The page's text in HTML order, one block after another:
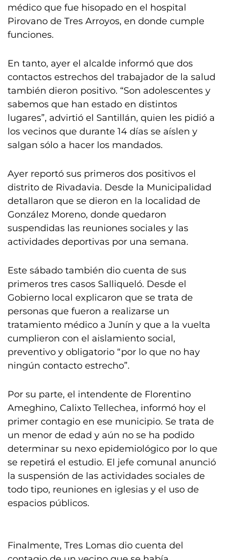
médico que fue hisopado en el hospital
Pirovano de Tres Arroyos, en donde cumple
funciones.
En tanto, ayer el alcalde informó que dos
contactos estrechos del trabajador de la salud
también dieron positivo. “Son adolescentes y
sabemos que han estado en distintos
lugares”, advirtió el Santillán, quien les pidió a
los vecinos que durante 14 días se aíslen y
salgan sólo a hacer los mandados.
Ayer reportó sus primeros dos positivos el
distrito de Rivadavia. Desde la Municipalidad
detallaron que se dieron en la localidad de
González Moreno, donde quedaron
suspendidas las reuniones sociales y las
actividades deportivas por una semana.
Este sábado también dio cuenta de sus
primeros tres casos Salliqueló. Desde el
Gobierno local explicaron que se trata de
personas que fueron a realizarse un
tratamiento médico a Junín y que a la vuelta
cumplieron con el aislamiento social,
preventivo y obligatorio “por lo que no hay
ningún contacto estrecho”.
Por su parte, el intendente de Florentino
Ameghino, Calixto Tellechea, informó hoy el
primer contagio en ese municipio. Se trata de
un menor de edad y aún no se ha podido
determinar su nexo epidemiológico por lo que
se repetirá el estudio. El jefe comunal anunció
la suspensión de las actividades sociales de
todo tipo, reuniones en iglesias y el uso de
espacios públicos.
Finalmente, Tres Lomas dio cuenta del